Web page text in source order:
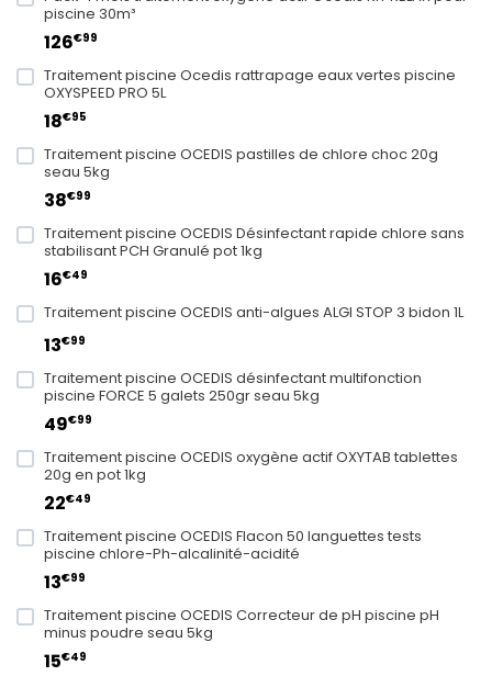
piscine 30m³
126€99
Traitement piscine Ocedis rattrapage eaux vertes piscine
OXYSPEED PRO 5L
18€95
Traitement piscine OCEDIS pastilles de chlore choc 20g
seau 5kg
38€99
Traitement piscine OCEDIS Désinfectant rapide chlore sans
stabilisant PCH Granulé pot 1kg
16€49
Traitement piscine OCEDIS anti-algues ALGI STOP 3 bidon 1L
13€99
Traitement piscine OCEDIS désinfectant multifonction
piscine FORCE 5 galets 250gr seau 5kg
49€99
Traitement piscine OCEDIS oxygène actif OXYTAB tablettes
20g en pot 1kg
22€49
Traitement piscine OCEDIS Flacon 50 languettes tests
piscine chlore-Ph-alcalinité-acidité
13€99
Traitement piscine OCEDIS Correcteur de pH piscine pH
minus poudre seau 5kg
15€49